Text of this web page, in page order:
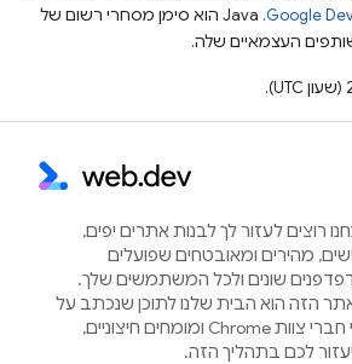
.‏ Java הוא סימן מסחרי רשום של
רוצים לעזור לך לבנות אתרים יפים,
מהירים ומאובטחים שפועלים
שונים ולכל המשתמשים שלך.
הזה הוא הבית שלנו לתוכן שנכתב על
ידי חברי צוות Chrome ומומחים חיצוניים,
לכם בתהליך הזה.